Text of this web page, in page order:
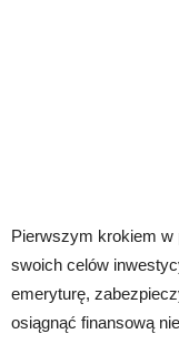
Pierwszym krokiem w
swoich celów
emeryturę,
osiągnąć finansową